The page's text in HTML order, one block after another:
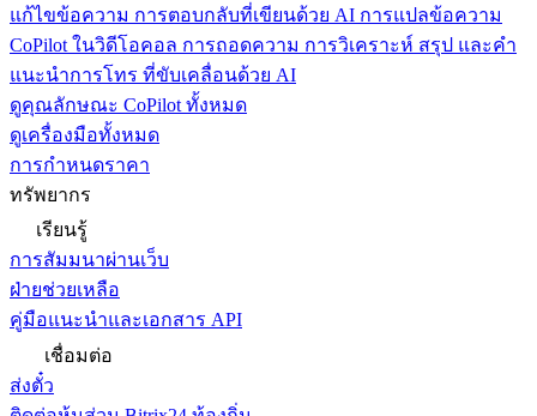
แก้ไขข้อความ การตอบกลับที่เขียนด้วย AI การแปลข้อความ
CoPilot ในวิดีโอคอล การถอดความ การวิเคราะห์ สรุป และคำ
แนะนำการโทร ที่ขับเคลื่อนด้วย AI
ดูคุณลักษณะ CoPilot ทั้งหมด
ดูเครื่องมือทั้งหมด
การกำหนดราคา
ทรัพยากร
เรียนรู้
การสัมมนาผ่านเว็บ
ฝ่ายช่วยเหลือ
คู่มือแนะนำและเอกสาร API
เชื่อมต่อ
ส่งตั๋ว